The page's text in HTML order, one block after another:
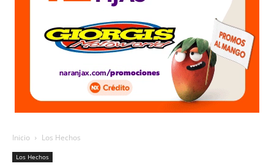
Inicio Los Hechos
Los Hechos